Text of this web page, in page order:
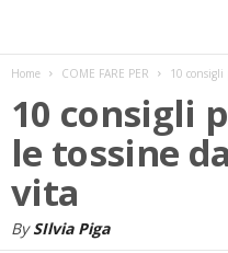
Home COME FARE PER 10
10 consigli
le tossine
vita
By SIlvia Piga